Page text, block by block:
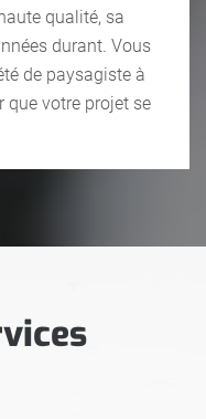
qualité, sa
durant. Vous
de paysagiste à
que votre projet se